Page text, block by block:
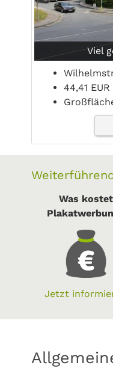
Viel
44,41
Was kostet
Jetzt